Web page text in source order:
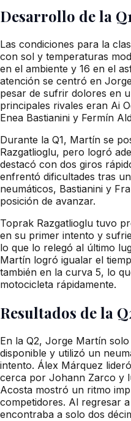
Desarrollo de la Q1
Las condiciones para la
con sol y temperaturas
en el ambiente y 16 en el
atención se centró en
pesar de sufrir dolores en
principales rivales eran Ai
Enea Bastianini y Fermín
Durante la Q1, Martín se
Razgatlioglu, pero logró
destacó con dos giros
enfrentó dificultades tras
neumáticos, Bastianini y
posición de avanzar.
Toprak Razgatlioglu tuvo
en su primer intento y
lo que lo relegó al último
Martín logró igualar el
también en la curva 5, lo
motocicleta rápidamente.
Resultados de la
En la Q2, Jorge Martín
disponible y utilizó un
intento. Álex Márquez
cerca por Johann Zarco y
Acosta mostró un ritmo
competidores. Al regresar
encontraba a solo dos